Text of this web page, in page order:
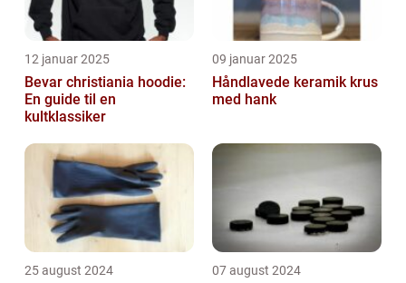
12 januar 2025
Bevar christiania hoodie:
En guide til en
kultklassiker
09 januar 2025
Håndlavede keramik krus
med hank
25 august 2024 07 august 2024